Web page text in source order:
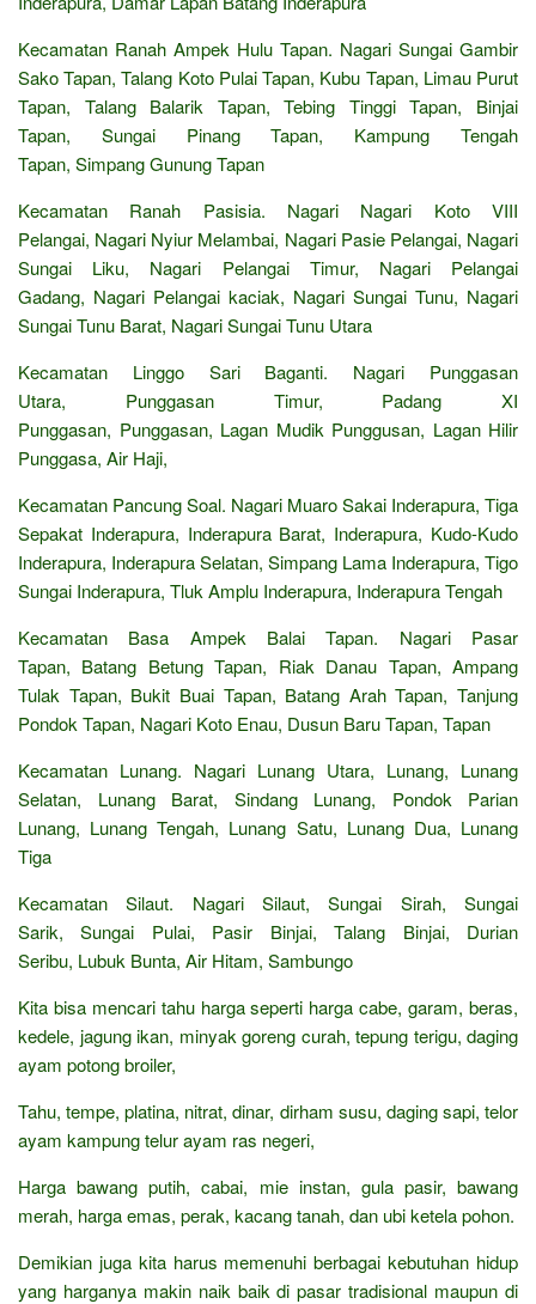
Kecamatan Ranah Ampek Hulu Tapan. Nagari Sungai Gambir
Sako Tapan, Talang Koto Pulai Tapan, Kubu Tapan, Limau Purut
Tapan, Talang Balarik Tapan, Tebing Tinggi Tapan, Binjai
Tapan, Sungai Pinang Tapan, Kampung Tengah
Tapan, Simpang Gunung Tapan
Kecamatan Ranah Pasisia. Nagari Nagari Koto VIII
Pelangai, Nagari Nyiur Melambai, Nagari Pasie Pelangai, Nagari
Sungai Liku, Nagari Pelangai Timur, Nagari Pelangai
Gadang, Nagari Pelangai kaciak, Nagari Sungai Tunu, Nagari
Sungai Tunu Barat, Nagari Sungai Tunu Utara
Kecamatan Linggo Sari Baganti. Nagari Punggasan
Utara, Punggasan Timur, Padang XI
Punggasan, Punggasan, Lagan Mudik Punggusan, Lagan Hilir
Punggasa, Air Haji,
Kecamatan Pancung Soal. Nagari Muaro Sakai Inderapura, Tiga
Sepakat Inderapura, Inderapura Barat, Inderapura, Kudo-Kudo
Inderapura, Inderapura Selatan, Simpang Lama Inderapura, Tigo
Sungai Inderapura, Tluk Amplu Inderapura, Inderapura Tengah
Kecamatan Basa Ampek Balai Tapan. Nagari Pasar
Tapan, Batang Betung Tapan, Riak Danau Tapan, Ampang
Tulak Tapan, Bukit Buai Tapan, Batang Arah Tapan, Tanjung
Pondok Tapan, Nagari Koto Enau, Dusun Baru Tapan, Tapan
Kecamatan Lunang. Nagari Lunang Utara, Lunang, Lunang
Selatan, Lunang Barat, Sindang Lunang, Pondok Parian
Lunang, Lunang Tengah, Lunang Satu, Lunang Dua, Lunang
Tiga
Kecamatan Silaut. Nagari Silaut, Sungai Sirah, Sungai
Sarik, Sungai Pulai, Pasir Binjai, Talang Binjai, Durian
Seribu, Lubuk Bunta, Air Hitam, Sambungo
Kita bisa mencari tahu harga seperti harga cabe, garam, beras,
kedele, jagung ikan, minyak goreng curah, tepung terigu, daging
ayam potong broiler,
Tahu, tempe, platina, nitrat, dinar, dirham susu, daging sapi, telor
ayam kampung telur ayam ras negeri,
Harga bawang putih, cabai, mie instan, gula pasir, bawang
merah, harga emas, perak, kacang tanah, dan ubi ketela pohon.
Demikian juga kita harus memenuhi berbagai kebutuhan hidup
yang harganya makin naik baik di pasar tradisional maupun di